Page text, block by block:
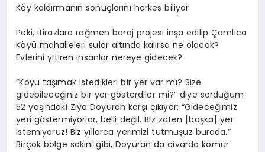
Köy kaldırmanın sonuçlarını herkes biliyor
Peki, itirazlara rağmen baraj projesi inşa edilip Çamlıca
Köyü mahalleleri sular altında kalırsa ne olacak?
Evlerini yitiren insanlar nereye gidecek?
“Köyü taşımak istedikleri bir yer var mı? Size
gidebileceğiniz bir yer gösterdiler mi?” diye sorduğum
52 yaşındaki Ziya Doyuran karşı çıkıyor: “Gideceğimiz
yeri göstermiyorlar, belli değil. Biz zaten [başka] yer
istemiyoruz! Biz yıllarca yerimizi tutmuşuz burada.”
Birçok bölge sakini gibi, Doyuran da civarda kömür